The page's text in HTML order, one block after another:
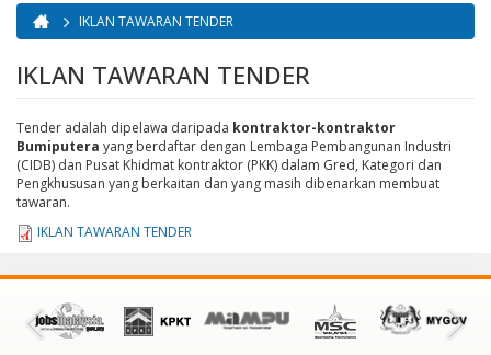
Anda di sini
IKLAN TAWARAN TENDER
IKLAN TAWARAN TENDER
Tender adalah dipelawa daripada kontraktor-kontraktor
Bumiputera yang berdaftar dengan Lembaga Pembangunan Industri
(CIDB) dan Pusat Khidmat kontraktor (PKK) dalam Gred, Kategori dan
Pengkhususan yang berkaitan dan yang masih dibenarkan membuat
tawaran.
IKLAN TAWARAN TENDER